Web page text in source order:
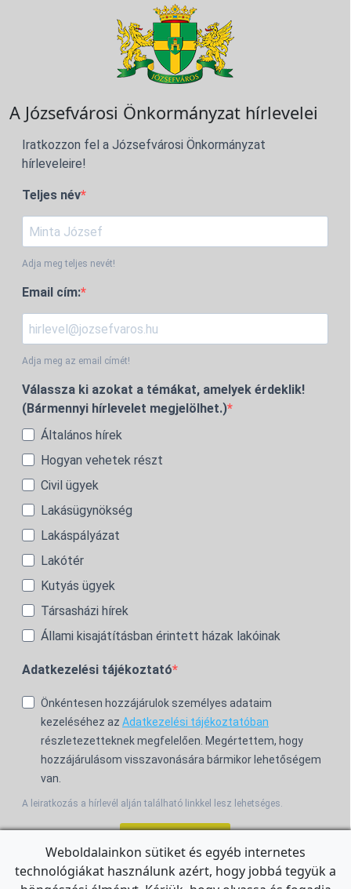
A Józsefvárosi Önkormányzat hírlevelei
Iratkozzon fel a Józsefvárosi Önkormányzat
hírleveleire!
Teljes név
Adja meg teljes nevét!
Email cím:
Adja meg az email címét!
Válassza ki azokat a témákat, amelyek érdeklik!
(Bármennyi hírlevelet megjelölhet.)
Általános hírek
Hogyan vehetek részt
Civil ügyek
Lakásügynökség
Lakáspályázat
Lakótér
Kutyás ügyek
Társasházi hírek
Állami kisajátításban érintett házak lakóinak
Adatkezelési tájékoztató
Önkéntesen hozzájárulok személyes adataim
kezeléséhez az Adatkezelési tájékoztatóban
részletezetteknek megfelelően. Megértettem, hogy
hozzájárulásom visszavonására bármikor lehetőségem
van.
A leiratkozás a hírlevél alján található linkkel lesz lehetséges.
For the English Newsletter, clickHERE.
Weboldalainkon sütiket és egyéb internetes
technológiákat használunk azért, hogy jobbá tegyük a